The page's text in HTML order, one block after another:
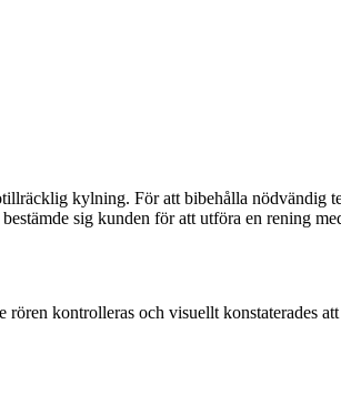
kylning. För att bibehålla nödvändig
sig kunden för att utföra en rening
kontrolleras och visuellt konstaterades